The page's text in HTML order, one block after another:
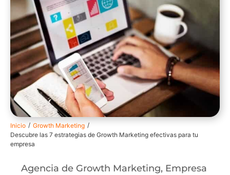
Inicio / Growth Marketing /
Descubre las 7 estrategias de Growth Marketing efectivas para tu
empresa
Agencia de Growth Marketing, Empresa